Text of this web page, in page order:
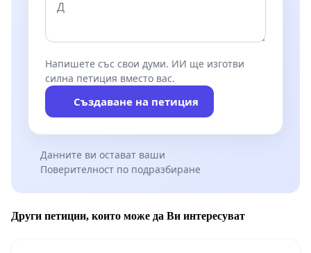
Напишете със свои думи. ИИ ще изготви
силна петиция вместо вас.
Създаване на петиция
Данните ви остават ваши
Поверителност по подразбиране
Други петиции, които може да Ви интересуват